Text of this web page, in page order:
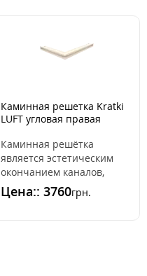
Каминная решетка Kratki
LUFT угловая правая
Каминная решётка
является эстетическим
окончанием каналов,
распределяющих горячий
воздух из камина. ..
Цена:: 3760грн.